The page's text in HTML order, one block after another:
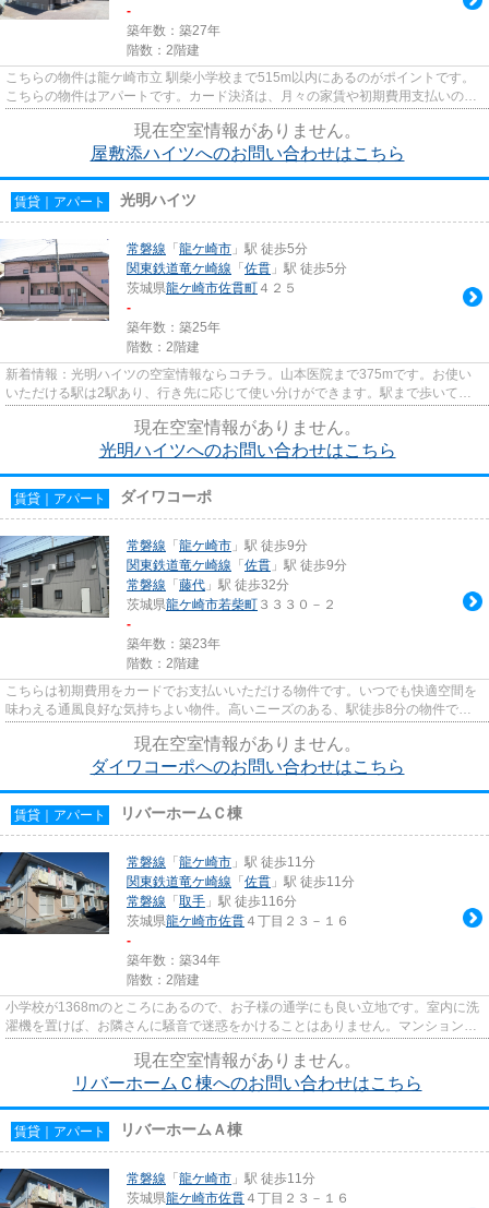
-
築年数：築27年
階数：2階建
こちらの物件は龍ケ崎市立 馴柴小学校まで515m以内にあるのがポイントです。
こちらの物件はアパートです。カード決済は、月々の家賃や初期費用支払いのわ
現在空室情報がありません。
屋敷添ハイツへのお問い合わせはこちら
賃貸｜アパート 光明ハイツ
常磐線 「 龍ケ崎市 」駅 徒歩5分
関東鉄道竜ケ崎線 「 佐貫 」駅 徒歩5分
茨城県龍ケ崎市佐貫町 ４２５
-
築年数：築25年
階数：2階建
新着情報：光明ハイツの空室情報ならコチラ。山本医院まで375mです。お使い
いただける駅は2駅あり、行き先に応じて使い分けができます。駅まで歩いてア
現在空室情報がありません。
光明ハイツへのお問い合わせはこちら
賃貸｜アパート ダイワコーポ
常磐線 「 龍ケ崎市 」駅 徒歩9分
関東鉄道竜ケ崎線 「 佐貫 」駅 徒歩9分
常磐線 「 藤代 」駅 徒歩32分
茨城県龍ケ崎市若柴町 ３３３０－２
-
築年数：築23年
階数：2階建
こちらは初期費用をカードでお支払いいただける物件です。いつでも快適空間を
味わえる通風良好な気持ちよい物件。高いニーズのある、駅徒歩8分の物件で
現在空室情報がありません。
ダイワコーポへのお問い合わせはこちら
賃貸｜アパート リバーホームＣ棟
常磐線 「 龍ケ崎市 」駅 徒歩11分
関東鉄道竜ケ崎線 「 佐貫 」駅 徒歩11分
常磐線 「 取手 」駅 徒歩116分
茨城県龍ケ崎市佐貫 ４丁目２３－１６
-
築年数：築34年
階数：2階建
小学校が1368mのところにあるので、お子様の通学にも良い立地です。室内に洗
濯機を置けば、お隣さんに騒音で迷惑をかけることはありません。マンションに
現在空室情報がありません。
リバーホームＣ棟へのお問い合わせはこちら
賃貸｜アパート リバーホームＡ棟
常磐線 「 龍ケ崎市 」駅 徒歩11分
茨城県龍ケ崎市佐貫 ４丁目２３－１６